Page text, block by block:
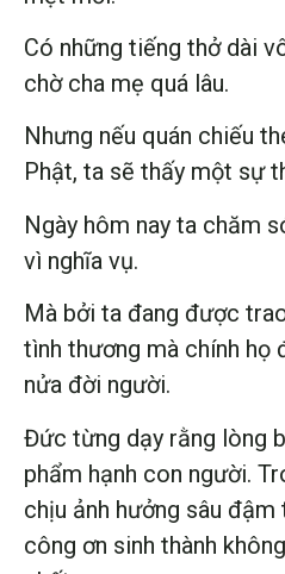
Có những tiếng thở dài
chờ cha mẹ quá lâu.
Nhưng nếu quán chiếu
Phật, ta sẽ thấy một sự
Ngày hôm nay ta chăm
vì nghĩa vụ.
Mà bởi ta đang được
tình thương mà chính họ
nửa đời người.
Đức từng dạy rằng lòng
phẩm hạnh con người.
chịu ảnh hưởng sâu
công ơn sinh thành